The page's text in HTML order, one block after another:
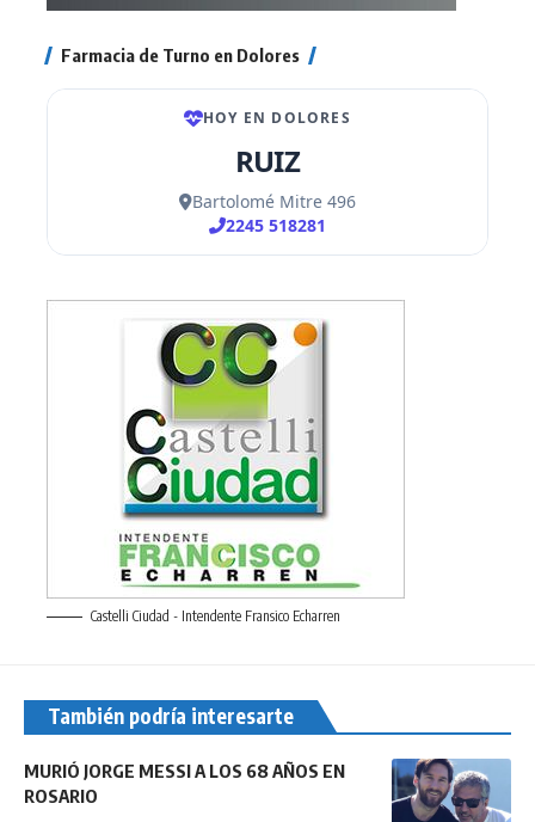
Farmacia de Turno en Dolores
Castelli Ciudad - Intendente Fransico Echarren
También podría interesarte
MURIÓ JORGE MESSI A LOS 68 AÑOS EN
ROSARIO